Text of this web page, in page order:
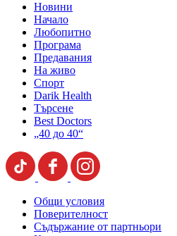
Новини
Начало
Любопитно
Програма
Предавания
На живо
Спорт
Darik Health
Търсене
Best Doctors
„40 до 40“
Общи условия
Поверителност
Съдържание от партньори